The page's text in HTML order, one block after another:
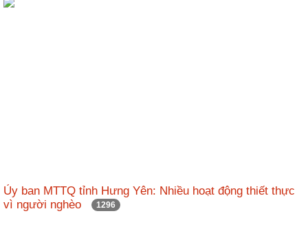
Ủy ban MTTQ tỉnh Hưng Yên: Nhiều hoạt động thiết thực
vì người nghèo
1296